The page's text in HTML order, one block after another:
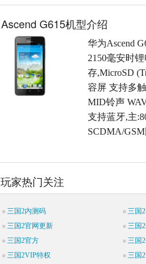
Ascend G615机型介绍
华为Ascend
2150毫安时
存,MicroSD
容屏 支持多
MID铃声
支持蓝牙,主
SCDMA/GSM
玩家热门关注
三国2内测码 三国2
三国2官网更新
三国2
三国2官方
三国2
三国2VIP特权
三国2